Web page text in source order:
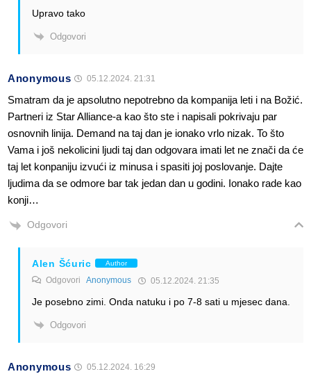
Upravo tako
Odgovori
Anonymous 05.12.2024. 21:31
Smatram da je apsolutno nepotrebno da kompanija leti i na Božić.
Partneri iz Star Alliance-a kao što ste i napisali pokrivaju par
osnovnih linija. Demand na taj dan je ionako vrlo nizak. To što
Vama i još nekolicini ljudi taj dan odgovara imati let ne znači da će
taj let konpaniju izvući iz minusa i spasiti joj poslovanje. Dajte
ljudima da se odmore bar tak jedan dan u godini. Ionako rade kao
konji…
Odgovori
Alen Šćuric Author
Odgovori Anonymous 05.12.2024. 21:35
Je posebno zimi. Onda natuku i po 7-8 sati u mjesec dana.
Odgovori
Anonymous 05.12.2024. 16:29